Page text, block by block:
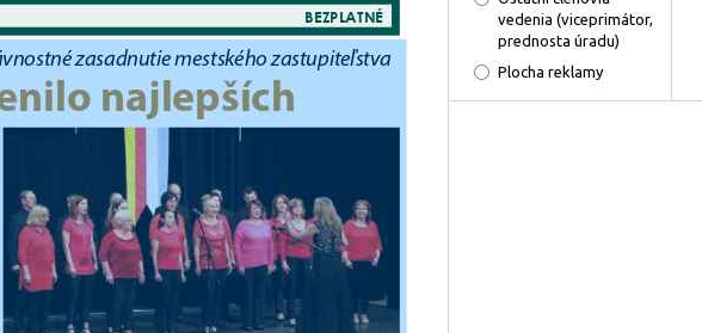
vedenia (viceprimátor,
prednosta úradu)
Plocha reklamy